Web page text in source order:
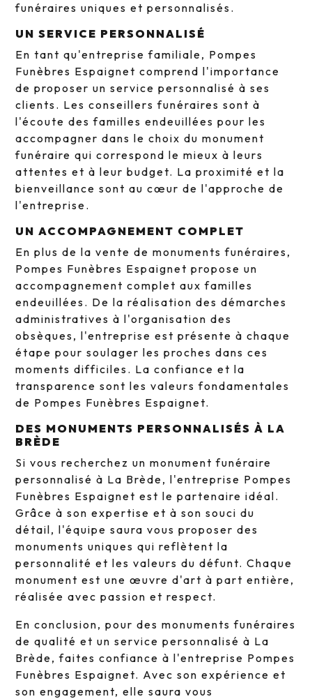
funéraires uniques et personnalisés.
UN SERVICE PERSONNALISÉ
En tant qu'entreprise familiale, Pompes
Funèbres Espaignet comprend l'importance
de proposer un service personnalisé à ses
clients. Les conseillers funéraires sont à
l'écoute des familles endeuillées pour les
accompagner dans le choix du monument
funéraire qui correspond le mieux à leurs
attentes et à leur budget. La proximité et la
bienveillance sont au cœur de l'approche de
l'entreprise.
UN ACCOMPAGNEMENT COMPLET
En plus de la vente de monuments funéraires,
Pompes Funèbres Espaignet propose un
accompagnement complet aux familles
endeuillées. De la réalisation des démarches
administratives à l'organisation des
obsèques, l'entreprise est présente à chaque
étape pour soulager les proches dans ces
moments difficiles. La confiance et la
transparence sont les valeurs fondamentales
de Pompes Funèbres Espaignet.
DES MONUMENTS PERSONNALISÉS À LA
BRÈDE
Si vous recherchez un monument funéraire
personnalisé à La Brède, l'entreprise Pompes
Funèbres Espaignet est le partenaire idéal.
Grâce à son expertise et à son souci du
détail, l'équipe saura vous proposer des
monuments uniques qui reflètent la
personnalité et les valeurs du défunt. Chaque
monument est une œuvre d'art à part entière,
réalisée avec passion et respect.
En conclusion, pour des monuments funéraires
de qualité et un service personnalisé à La
Brède, faites confiance à l'entreprise Pompes
Funèbres Espaignet. Avec son expérience et
son engagement, elle saura vous